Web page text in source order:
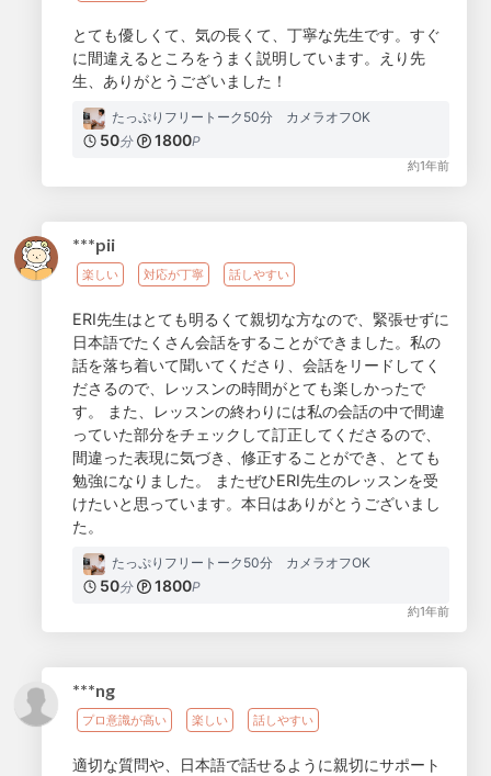
とても優しくて、気の長くて、丁寧な先生です。すぐ
に間違えるところをうまく説明しています。えり先
生、ありがとうございました！
たっぷりフリートーク50分 カメラオフOK
50分 1800P
約1年前
***pii
楽しい 対応が丁寧 話しやすい
ERI先生はとても明るくて親切な方なので、緊張せずに
日本語でたくさん会話をすることができました。私の
話を落ち着いて聞いてくださり、会話をリードしてく
ださるので、レッスンの時間がとても楽しかったで
す。 また、レッスンの終わりには私の会話の中で間違
っていた部分をチェックして訂正してくださるので、
間違った表現に気づき、修正することができ、とても
勉強になりました。 またぜひERI先生のレッスンを受
けたいと思っています。本日はありがとうございまし
た。
たっぷりフリートーク50分 カメラオフOK
50分 1800P
約1年前
***ng
プロ意識が高い 楽しい 話しやすい
適切な質問や、日本語で話せるように親切にサポート